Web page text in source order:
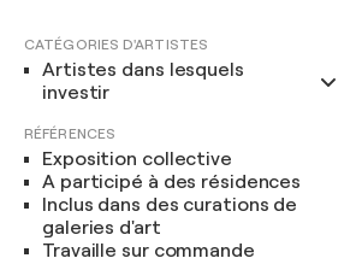
CATÉGORIES D'ARTISTES
Artistes dans lesquels
investir
RÉFÉRENCES
Exposition collective
A participé à des résidences
Inclus dans des curations de
galeries d'art
Travaille sur commande